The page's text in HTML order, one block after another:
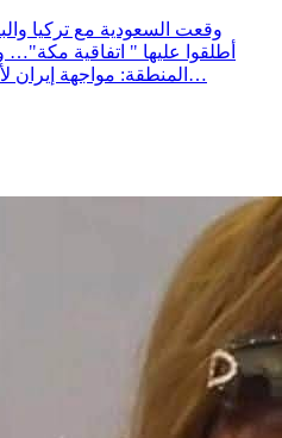
وقعت السعودية مع تركيا
أطلقوا عليها " اتفاقية
المنطقة: مواجهة إيران لأمريكا والكيان، علاقة متوترة مع…